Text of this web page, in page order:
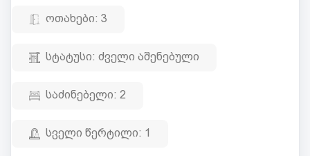
ოთახები: 3
სტატუსი: ძველი აშენებული
საძინებელი: 2
სველი წერტილი: 1